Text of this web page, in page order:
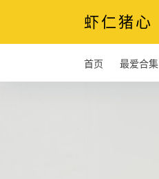
虾仁猪心
首页 最爱合集